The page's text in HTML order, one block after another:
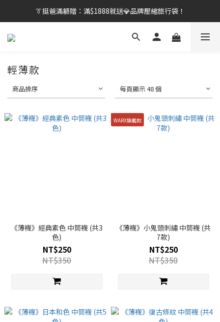
👔挺爸行動：全館襪款【最低$149起】✨立即下單！
👔挺爸滿額贈：滿$1888就送💎品牌壓縮旅行袋！
【刷卡/電子支付限定】下單送✨WARX品牌質感杯袋！
輕薄款
商品排序 每頁顯示 48 個
《薄襪》經典素色 中筒襪 (共3
色)
NT$250
NT$350
WARX旗艦款
《薄襪》小鬼頭刺繡 中筒襪 (共
7款)
NT$250
NT$350